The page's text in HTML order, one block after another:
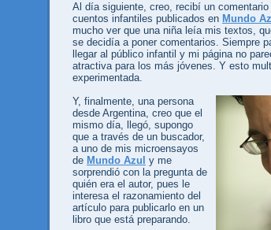
Al día siguiente, creo, recibí un
cuentos infantiles publicados en Mundo
mucho ver que una niña leía mis textos,
se decidía a poner comentarios. Siempre
llegar al público infantil y mi página no
atractiva para los más jóvenes. Y esto
experimentada.
Y, finalmente, una persona
desde Argentina, creo que el
mismo día, llegó, supongo
que a través de un buscador,
a uno de mis microensayos
de Mundo Azul y me
sorprendió con la pregunta de
quién era el autor, pues le
interesa el razonamiento del
artículo para publicarlo en un
libro que está preparando.